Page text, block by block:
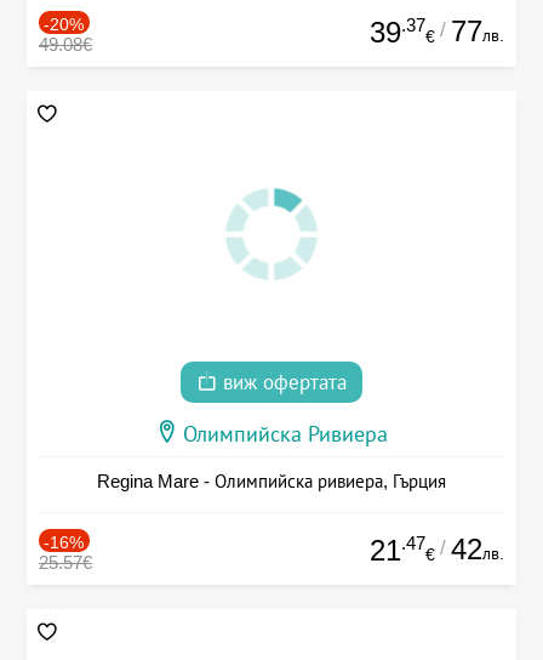
-20%
49.08€ 39.37
€ / 77лв.
виж офертата
Олимпийска Ривиера
Regina Mare - Олимпийска ривиера, Гърция
-16%
25.57€ 21.47
€ / 42лв.